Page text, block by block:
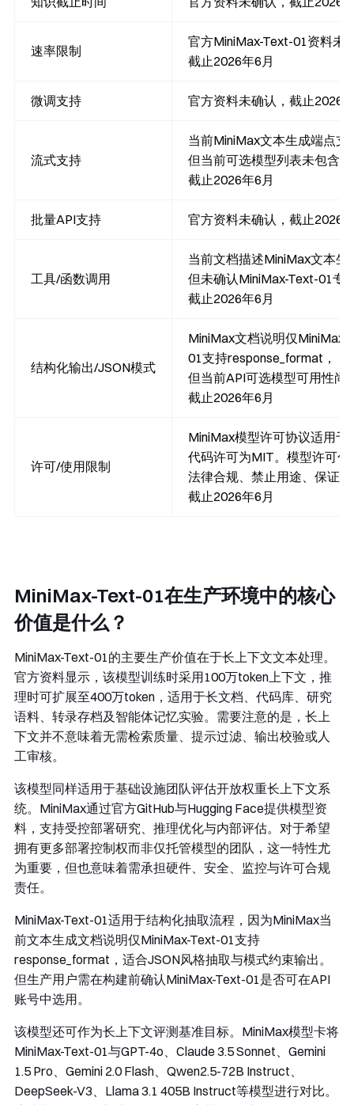
速率限制
官方MiniMax-Text-01资料未
截止2026年6月
微调支持 官方资料未确认，截止2026
流式支持
当前MiniMax文本生成端点支
但当前可选模型列表未包含
截止2026年6月
批量API支持 官方资料未确认，截止2026
工具/函数调用
当前文档描述MiniMax文本生
但未确认MiniMax-Text-01专
截止2026年6月
结构化输出/JSON模式
MiniMax文档说明仅MiniMax-
01支持response_format ，
但当前API可选模型可用性尚
截止2026年6月
许可/使用限制
MiniMax模型许可协议适用于
代码许可为MIT。模型许可
法律合规、禁止用途、保证
截止2026年6月
MiniMax-Text-01在生产环境中的核心
价值是什么？
MiniMax-Text-01的主要生产价值在于长上下文文本处理。
官方资料显示，该模型训练时采用100万token上下文，推
理时可扩展至400万token，适用于长文档、代码库、研究
语料、转录存档及智能体记忆实验。需要注意的是，长上
下文并不意味着无需检索质量、提示过滤、输出校验或人
工审核。
该模型同样适用于基础设施团队评估开放权重长上下文系
统。MiniMax通过官方GitHub与Hugging Face提供模型资
料，支持受控部署研究、推理优化与内部评估。对于希望
拥有更多部署控制权而非仅托管模型的团队，这一特性尤
为重要，但也意味着需承担硬件、安全、监控与许可合规
责任。
MiniMax-Text-01适用于结构化抽取流程，因为MiniMax当
前文本生成文档说明仅MiniMax-Text-01支持
response_format ，适合JSON风格抽取与模式约束输出。
但生产用户需在构建前确认MiniMax-Text-01是否可在API
账号中选用。
该模型还可作为长上下文评测基准目标。MiniMax模型卡将
MiniMax-Text-01与GPT-4o、Claude 3.5 Sonnet、Gemini
1.5 Pro、Gemini 2.0 Flash、Qwen2.5-72B Instruct、
DeepSeek-V3、Llama 3.1 405B Instruct等模型进行对比。